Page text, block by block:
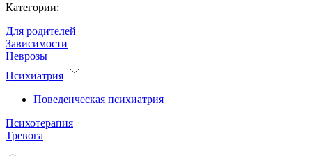
Категории:
Для родителей
Зависимости
Неврозы
Психиатрия
Поведенческая психиатрия
Психотерапия
Тревога